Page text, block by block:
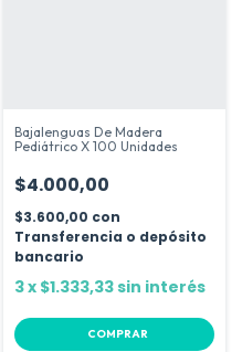
Bajalenguas De Madera
Pediátrico X 100 Unidades
$4.000,00
$3.600,00 con
Transferencia o depósito
bancario
3x $1.333,33sin interés